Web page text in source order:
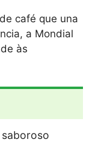
café que una
a Mondial
às